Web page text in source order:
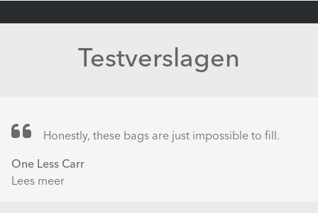
Testverslagen
Honestly, these bags are just impossible to fill.
One Less Carr
Lees meer